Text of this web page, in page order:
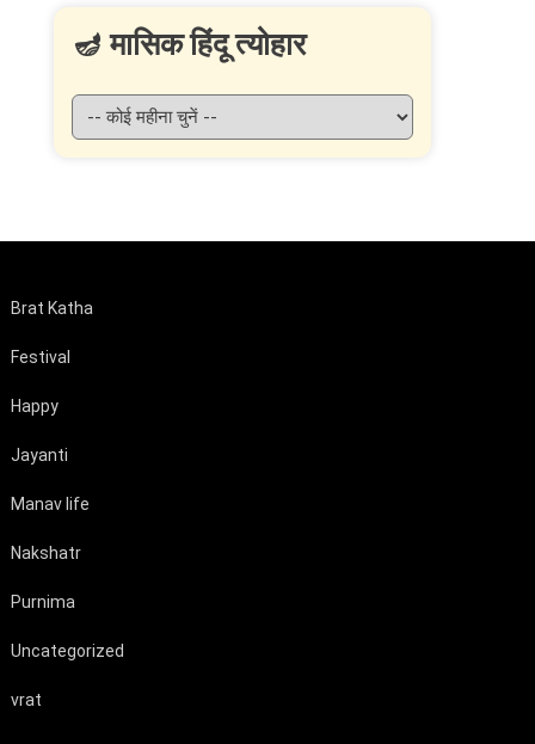
🪔 मासिक हिंदू त्योहार
Brat Katha
Festival
Happy
Jayanti
Manav life
Nakshatr
Purnima
Uncategorized
vrat